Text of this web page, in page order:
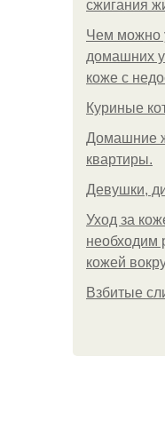
сжигания
Чем можно
домашних
коже с
Куриные
Домашние
квартиры.
Девушки,
Уход за
необходим
кожей
Взбитые